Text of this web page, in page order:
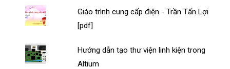
Giáo trình cung cấp điện - Trần Tấn Lợi
[pdf]
Hướng dẫn tạo thư viện linh kiện trong
Altium